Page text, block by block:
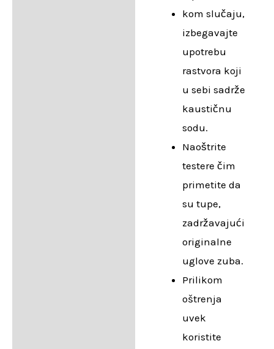
kom slučaju,
izbegavajte
upotrebu
rastvora koji
u sebi sadrže
kaustičnu
sodu.
Naoštrite
testere čim
primetite da
su tupe,
zadržavajući
originalne
uglove zuba.
Prilikom
oštrenja
uvek
koristite